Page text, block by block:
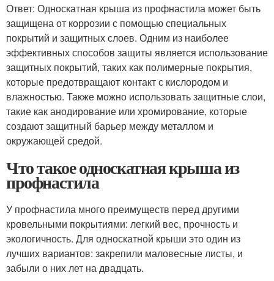
Ответ: Односкатная крыша из профнастила может быть
защищена от коррозии с помощью специальных
покрытий и защитных слоев. Одним из наиболее
эффективных способов защиты является использование
защитных покрытий, таких как полимерные покрытия,
которые предотвращают контакт с кислородом и
влажностью. Также можно использовать защитные слои,
такие как анодирование или хромирование, которые
создают защитный барьер между металлом и
окружающей средой.
Что такое односкатная крыша из
профнастила
У профнастила много преимуществ перед другими
кровельными покрытиями: легкий вес, прочность и
экологичность. Для односкатной крыши это один из
лучших вариантов: закрепили маловесные листы, и
забыли о них лет на двадцать.